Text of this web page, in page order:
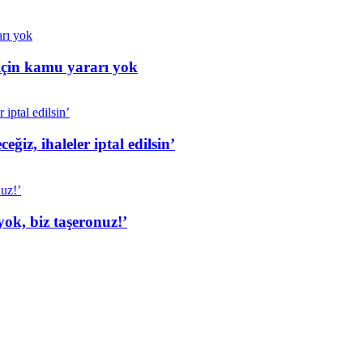
kamu yararı yok
ihaleler iptal edilsin’
biz taşeronuz!’